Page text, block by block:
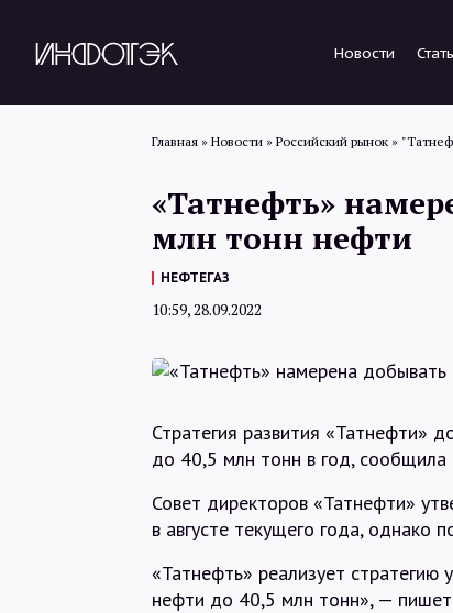
Новости
Главная » Новости » Российский рынок »
«Татнефть»
млн тонн нефти
НЕФТЕГАЗ
10:59, 28.09.2022
Стратегия развития «Татнефти»
до 40,5 млн тонн в год, сообщила
Совет директоров «Татнефти»
в августе текущего года, однако
«Татнефть» реализует
нефти до 40,5 млн тонн», — пишет